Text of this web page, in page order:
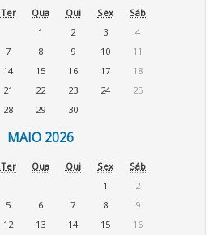
Ter Qua Qui Sex
Sáb
1
2 3
4
7 8 9 10
11
14 15 16 17
18
21 22 23 24
25
28 29 30
MAIO 2026
Ter Qua Qui Sex
Sáb
1
2
5 6 7 8
9
12 13 14 15
16